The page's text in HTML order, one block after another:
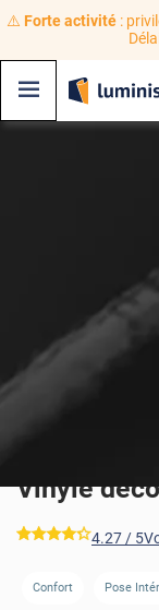
⚠️ Forte activité:
Vinyle
*****
4.27 / 5
Confort Pose